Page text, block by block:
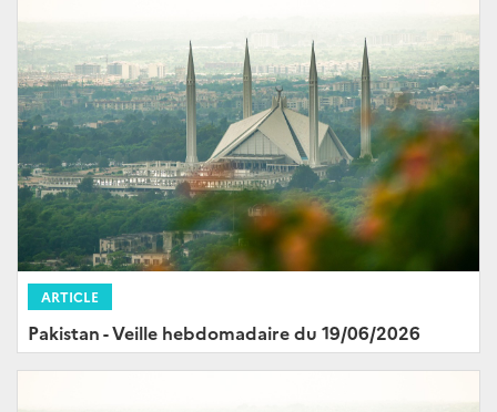
ARTICLE
Pakistan - Veille hebdomadaire du 19/06/2026